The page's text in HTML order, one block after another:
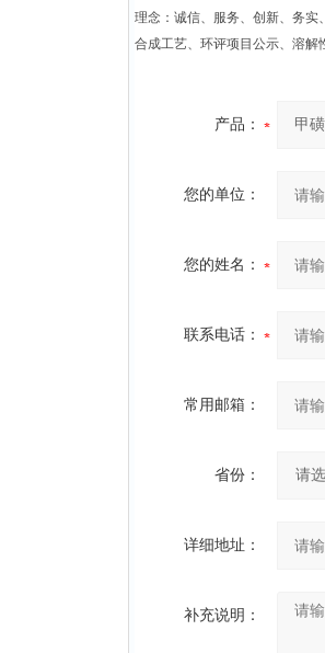
理念：诚信、服务、创新、务实
合成工艺、环评项目公示、溶解
产品：
您的单位：
您的姓名：
联系电话：
常用邮箱：
省份：
详细地址：
补充说明：